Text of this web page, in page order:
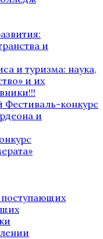
и
и туризма: наука,
и их
Фестиваль-конкурс
и